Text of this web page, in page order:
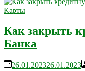
Карты
Как закрыть
Банка
26.01.202326.01.2023